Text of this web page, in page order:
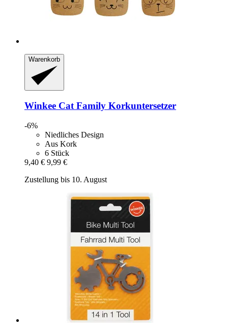
Warenkorb
Winkee Cat Family Korkuntersetzer
-6%
Niedliches Design
Aus Kork
6 Stück
9,40 € 9,99 €
Zustellung bis 10. August